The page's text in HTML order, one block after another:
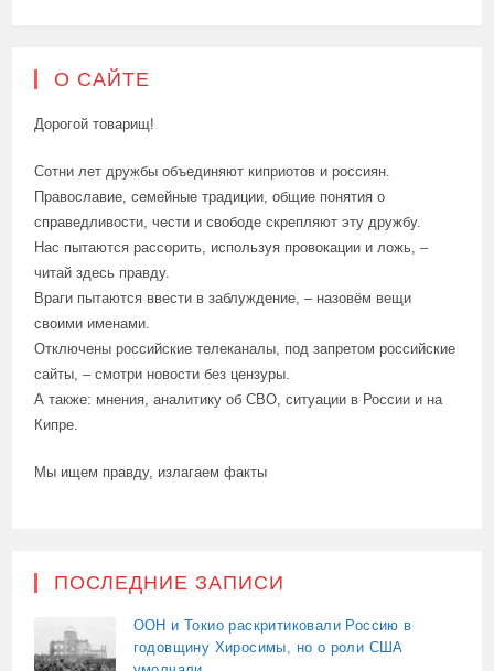
О САЙТЕ
Дорогой товарищ!
Сотни лет дружбы объединяют киприотов и россиян.
Православие, семейные традиции, общие понятия о
справедливости, чести и свободе скрепляют эту дружбу.
Нас пытаются рассорить, используя провокации и ложь, –
читай здесь правду.
Враги пытаются ввести в заблуждение, – назовём вещи
своими именами.
Отключены российские телеканалы, под запретом российские
сайты, – смотри новости без цензуры.
А также: мнения, аналитику об СВО, ситуации в России и на
Кипре.
Мы ищем правду, излагаем факты
ПОСЛЕДНИЕ ЗАПИСИ
ООН и Токио раскритиковали Россию в
годовщину Хиросимы, но о роли США